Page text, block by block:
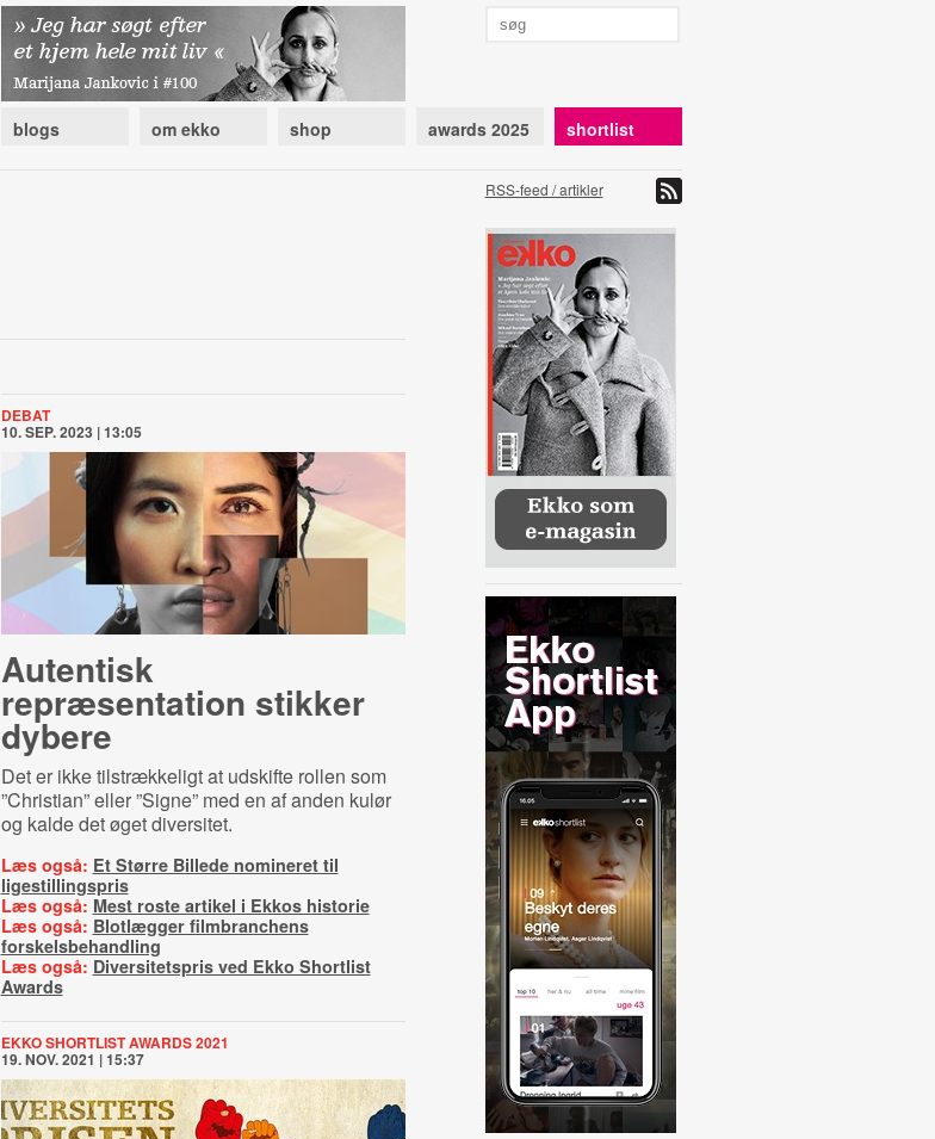
blogs om ekko shop awards 2025 shortlist
RSS-feed / artikler
DEBAT
10. SEP. 2023 | 13:05
Autentisk
repræsentation stikker
dybere
Det er ikke tilstrækkeligt at udskifte rollen som
”Christian” eller ”Signe” med en af anden kulør
og kalde det øget diversitet.
Læs også: Et Større Billede nomineret til
ligestillingspris
Læs også: Mest roste artikel i Ekkos historie
Læs også: Blotlægger filmbranchens
forskelsbehandling
Læs også: Diversitetspris ved Ekko Shortlist
Awards
EKKO SHORTLIST AWARDS 2021
19. NOV. 2021 | 15:37